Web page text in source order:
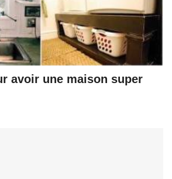
avoir une maison super